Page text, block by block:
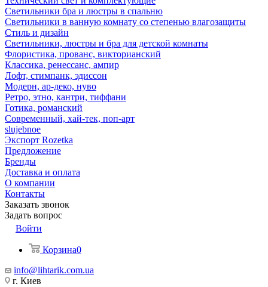
Светильники бра и люстры в спальню
Светильники в ванную комнату со степенью влагозащиты
Стиль и дизайн
Светильники, люстры и бра для детской комнаты
Флористика, прованс, викторианский
Классика, ренессанс, ампир
Лофт, стимпанк, эдиссон
Модерн, ар-деко, нуво
Ретро, этно, кантри, тиффани
Готика, романский
Современный, хай-тек, поп-арт
slujebnoe
Экспорт Rozetka
Предложение
Бренды
Доставка и оплата
О компании
Контакты
Заказать звонок
Задать вопрос
Войти
Корзина0
info@lihtarik.com.ua
г. Киев